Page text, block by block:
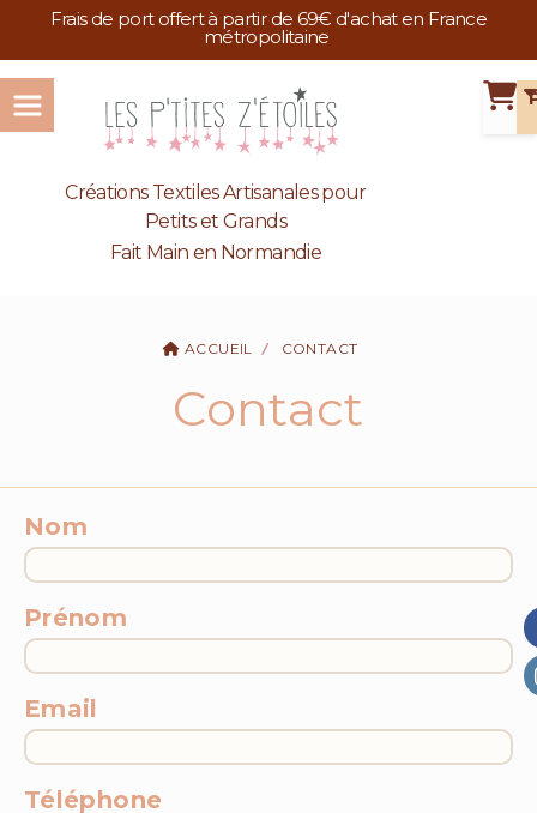
Frais de port offert à partir de 69€ d'achat en France
métropolitaine
Créations Textiles Artisanales pour
Petits et Grands
Fait Main en Normandie
ACCUEIL CONTACT
Contact
Nom
Prénom
Email
Téléphone
Panneau de gestion des cookies